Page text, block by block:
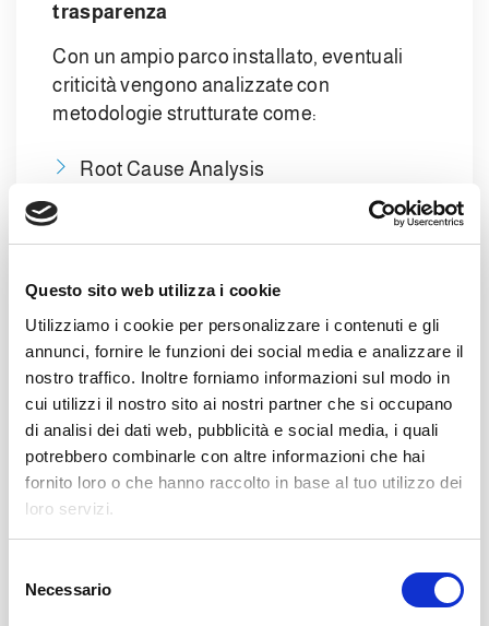
Questo sito web utilizza i cookie
Utilizziamo i cookie per personalizzare i contenuti e gli
annunci, fornire le funzioni dei social media e analizzare il
nostro traffico. Inoltre forniamo informazioni sul modo in
cui utilizzi il nostro sito ai nostri partner che si occupano
di analisi dei dati web, pubblicità e social media, i quali
potrebbero combinarle con altre informazioni che hai
fornito loro o che hanno raccolto in base al tuo utilizzo dei
loro servizi.
Necessario
trasparenza
Con un ampio parco installato, eventuali
criticità vengono analizzate con
metodologie strutturate come:
Root Cause Analysis
Segue un rigoroso follow-up delle azioni
correttive.
Il cliente hamassima visibilità sul piano
produttivo , con visite frequenti,
condivisione dei programmi e monitoraggio
costante delle performance. In un contesto
seriale, il rispetto delle tempistiche è critico:
anche un singolo ritardo può generare